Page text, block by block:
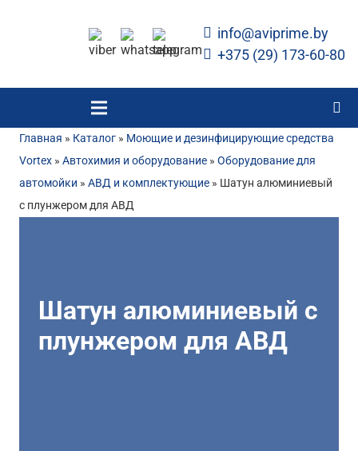
info@aviprime.by
+375 (29) 173-60-80
Главная » Каталог » Моющие и дезинфицирующие средства
Vortex » Автохимия и оборудование » Оборудование для
автомойки » АВД и комплектующие » Шатун алюминиевый
с плунжером для АВД
Шатун алюминиевый с
плунжером для АВД